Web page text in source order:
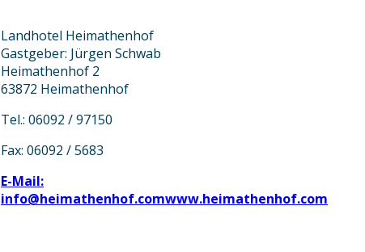
Landhotel Heimathenhof
Gastgeber: Jürgen Schwab
Heimathenhof 2
63872 Heimathenhof
Tel.: 06092 / 97150
Fax: 06092 / 5683
E-Mail:
info@heimathenhof.comwww.heimathenhof.com